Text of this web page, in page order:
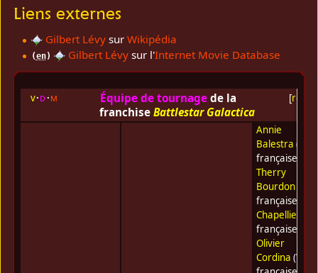
Liens externes
Gilbert Lévysur Wikipédia
(en) Gilbert Lévysur l'Internet Movie Database
[
v d m Équipe de tournagede la
franchiseBattlestar Galactica
Annie
Balestra (Voix
française) •
Therry
Bourdon(Voix
française) •
Chapellier
française) •
Olivier
Cordina (Voix